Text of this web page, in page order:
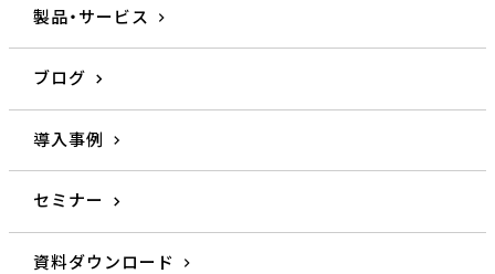
製品・サービス
ブログ
導入事例
セミナー
資料ダウンロード